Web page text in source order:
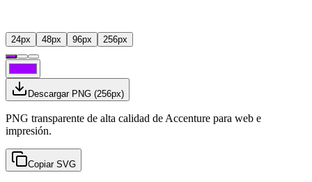
24px 48px 96px 256px
Descargar PNG (256px)
PNG transparente de alta calidad de Accenture para web e
impresión.
Copiar SVG